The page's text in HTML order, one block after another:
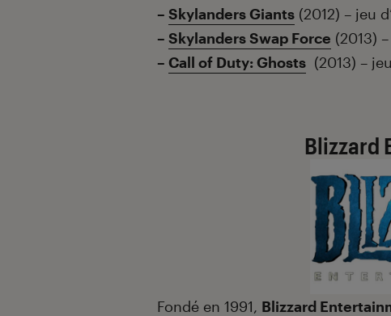
– Skylanders Giants (2012) – jeu
– Skylanders Swap Force (2013)
– Call of Duty: Ghosts (2013) –
Blizzard
Fondé en 1991, Blizzard